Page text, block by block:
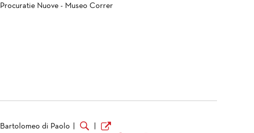
Procuratie Nuove - Museo Correr
Bartolomeo di Paolo